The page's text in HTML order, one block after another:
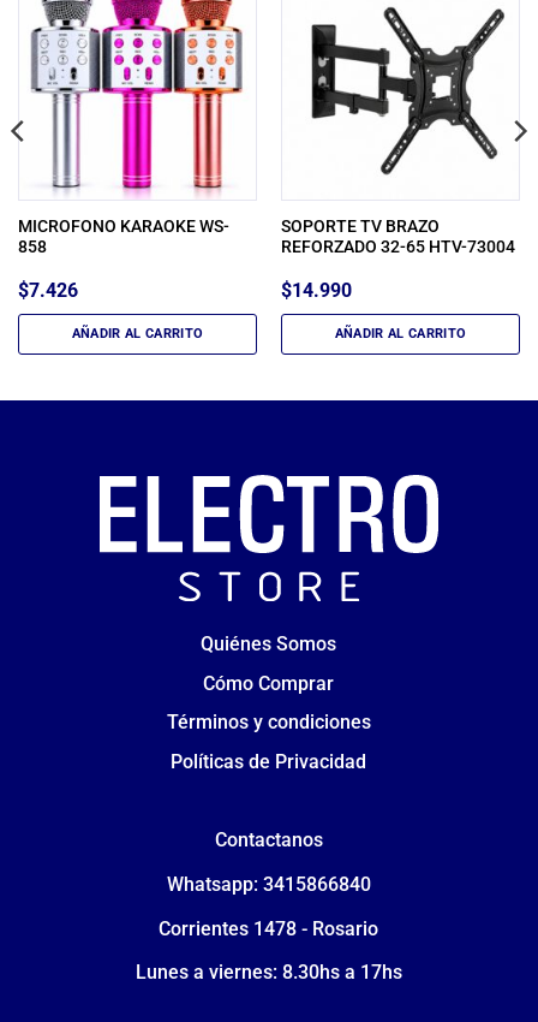
MICROFONO KARAOKE WS-
858
$7.426
AÑADIR AL CARRITO
SOPORTE TV BRAZO
REFORZADO 32-65 HTV-73004
$14.990
AÑADIR AL CARRITO
Quiénes Somos
Cómo Comprar
Términos y condiciones
Políticas de Privacidad
Contactanos
Whatsapp: 3415866840
Corrientes 1478 - Rosario
Lunes a viernes: 8.30hs a 17hs